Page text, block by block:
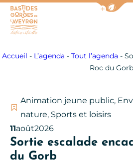
Afficher
Accueil - L’agenda - Tout l’agenda -
Roc du Gorb
Animation jeune public,
nature, Sports et loisirs
11août2026
Sortie escalade
du Gorb